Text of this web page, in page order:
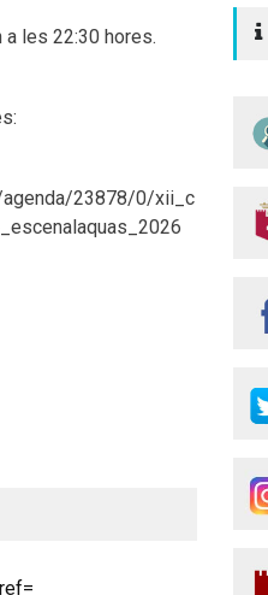
les 22:30 hores.
23878/0/xii_c